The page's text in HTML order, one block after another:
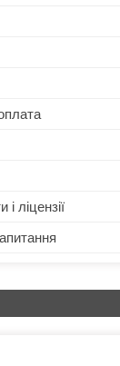
ліцензії